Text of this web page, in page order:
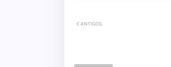
ANTIGOS